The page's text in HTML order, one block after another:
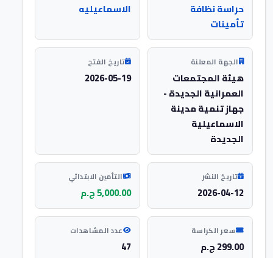
حراسة نظافة
تأمينات
الاسماعيليه
الجهة المعلنة
هيئة المجتمعات
العمرانية الجديدة -
جهاز تنمية مدينة
الاسماعيلية
الجديدة
تاريخ الفتح
2026-05-19
تاريخ النشر
2026-04-12
التأمين الابتدائي
5,000.00 ج.م
سعر الكراسة
299.00 ج.م
عدد المشاهدات
47